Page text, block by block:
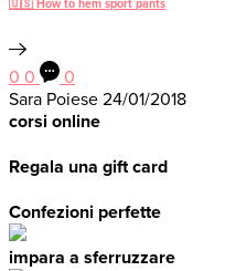
🇺🇸 How to hem sport pants
0 0
0
Sara Poiese 24/01/2018
corsi online
Regala una gift card
Confezioni perfette
impara a sferruzzare